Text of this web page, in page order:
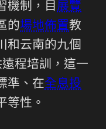
機制，目展覽
的場地佈置教
和云南的九個
程培訓，這一
準、在全息投
等性。